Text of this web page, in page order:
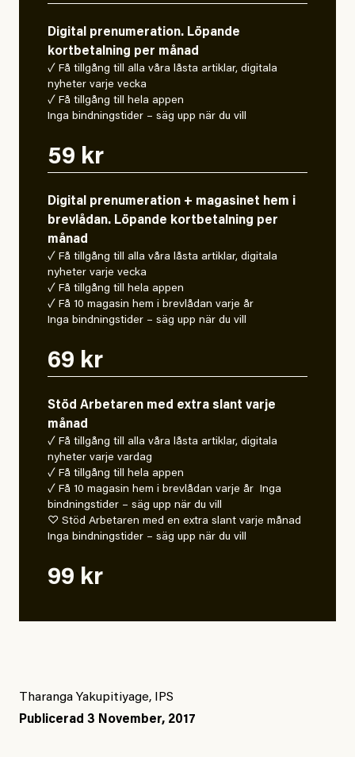
Digital prenumeration. Löpande
kortbetalning per månad
✓ Få tillgång till alla våra låsta artiklar, digitala
nyheter varje vecka
✓ Få tillgång till hela appen
Inga bindningstider – säg upp när du vill
59 kr
Digital prenumeration + magasinet hem i
brevlådan. Löpande kortbetalning per
månad
✓ Få tillgång till alla våra låsta artiklar, digitala
nyheter varje vecka
✓ Få tillgång till hela appen
✓ Få 10 magasin hem i brevlådan varje år
Inga bindningstider – säg upp när du vill
69 kr
Stöd Arbetaren med extra slant varje
månad
✓ Få tillgång till alla våra låsta artiklar, digitala
nyheter varje vardag
✓ Få tillgång till hela appen
✓ Få 10 magasin hem i brevlådan varje år Inga
bindningstider – säg upp när du vill
♡ Stöd Arbetaren med en extra slant varje månad
Inga bindningstider – säg upp när du vill
99 kr
Tharanga Yakupitiyage, IPS
Publicerad 3 November, 2017